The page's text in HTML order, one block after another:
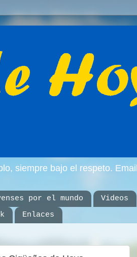
siempre bajo el respeto.
por el mundo
Videos
Enlaces